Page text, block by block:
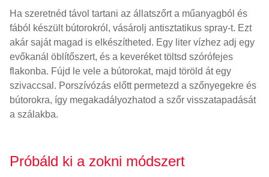
Ha szeretnéd távol tartani az állatszőrt a műanyagból és
fából készült bútorokról, vásárolj antisztatikus spray-t. Ezt
akár saját magad is elkészítheted. Egy liter vízhez adj egy
evőkanál öblítőszert, és a keveréket töltsd szórófejes
flakonba. Fújd le vele a bútorokat, majd töröld át egy
szivaccsal. Porszívózás előtt permetezd a szőnyegekre és
bútorokra, így megakadályozhatod a szőr visszatapadását
a szálakba.
Próbáld ki a zokni módszert